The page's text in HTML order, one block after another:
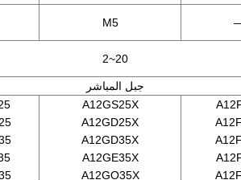
M5
2~20
جبل المباشر
A12GS25X
A12GD25X
A12GD35X
A12GE35X
A12GO35X